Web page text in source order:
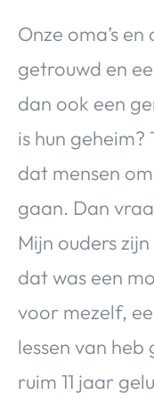
Food & Drinks
Onze oma’s
getrouwd en
dan ook een
is hun
dat mensen
gaan. Dan
Mijn ouders
dat was een
voor mezelf,
lessen van heb
ruim 11 jaar